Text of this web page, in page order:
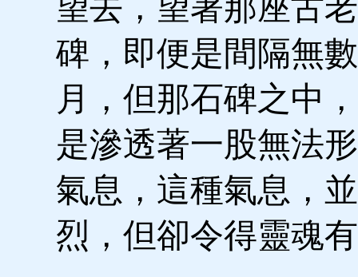
望去，望著那座古
碑，即便是間隔無
月，但那石碑之中
是滲透著一股無法
氣息，這種氣息，
烈，但卻令得靈魂